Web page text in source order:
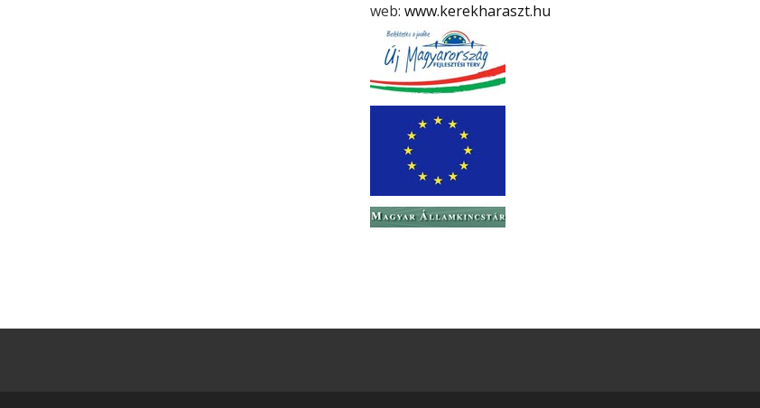
web: www.kerekharaszt.hu